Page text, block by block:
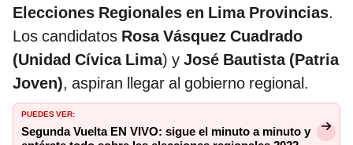
Elecciones Regionales en Lima Provincias.
Los candidatos Rosa Vásquez Cuadrado
(Unidad Cívica Lima) y José Bautista (Patria
Joven), aspiran llegar al gobierno regional.
PUEDES VER:
Segunda Vuelta EN VIVO: sigue el minuto a minuto y